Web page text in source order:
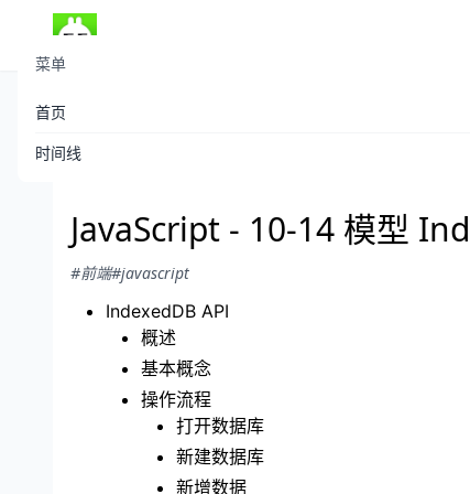
菜单
首页
时间线
JavaScript - 10-14 模型
#前端#javascript
IndexedDB API
概述
基本概念
操作流程
打开数据库
新建数据库
新增数据